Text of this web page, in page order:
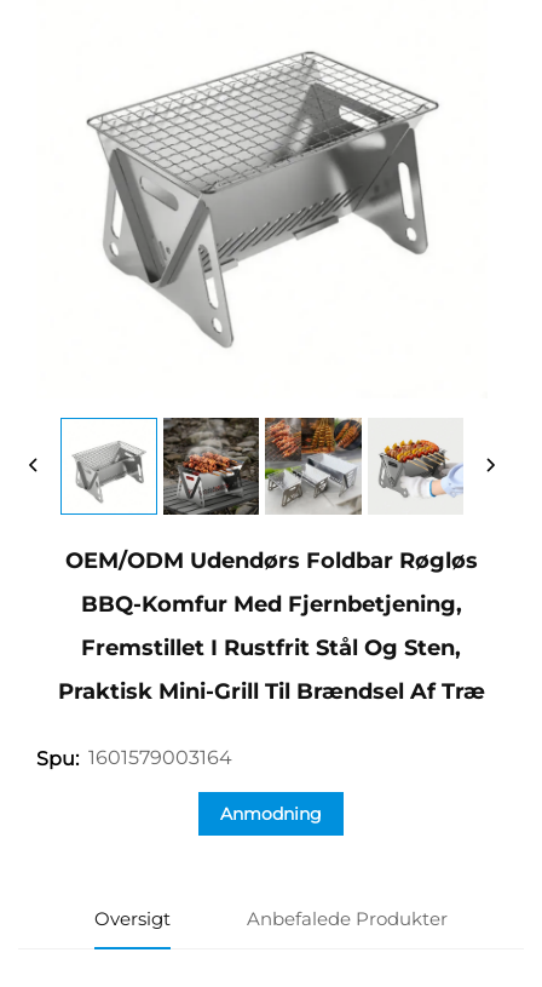
OEM/ODM Udendørs Foldbar Røgløs
BBQ-Komfur Med Fjernbetjening,
Fremstillet I Rustfrit Stål Og Sten,
Praktisk Mini-Grill Til Brændsel Af Træ
Spu: 1601579003164
Anmodning
Oversigt Anbefalede Produkter